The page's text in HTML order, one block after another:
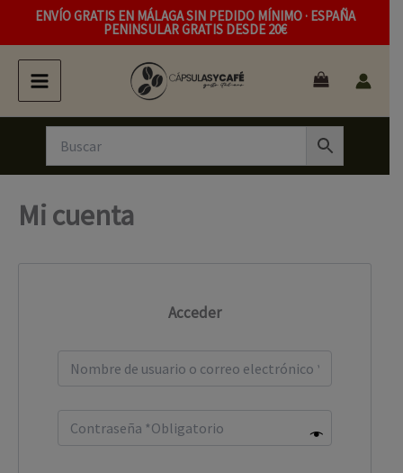
contenido
ENVÍO GRATIS EN MÁLAGA SIN PEDIDO MÍNIMO · ESPAÑA
PENINSULAR GRATIS DESDE 20€
Mi cuenta
Acceder